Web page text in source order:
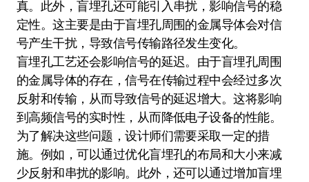
真。此外，盲埋孔还可能引入串扰，影响信号的稳
定性。这主要是由于盲埋孔周围的金属导体会对信
号产生干扰，导致信号传输路径发生变化。
盲埋孔工艺还会影响信号的延迟。由于盲埋孔周围
的金属导体的存在，信号在传输过程中会经过多次
反射和传输，从而导致信号的延迟增大。这将影响
到高频信号的实时性，从而降低电子设备的性能。
为了解决这些问题，设计师们需要采取一定的措
施。例如，可以通过优化盲埋孔的布局和大小来减
少反射和串扰的影响。此外，还可以通过增加盲埋